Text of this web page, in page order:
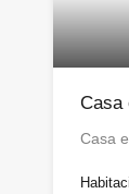
Casa
Casa